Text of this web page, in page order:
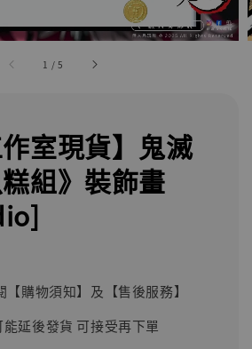
1 /5
作室現貨】鬼滅
組》裝飾畫
購物須知】及【售後服務】
延後發貨 可接受再下單